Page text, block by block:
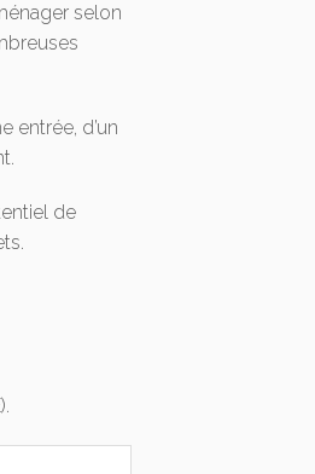
selon
entrée, d’un
de